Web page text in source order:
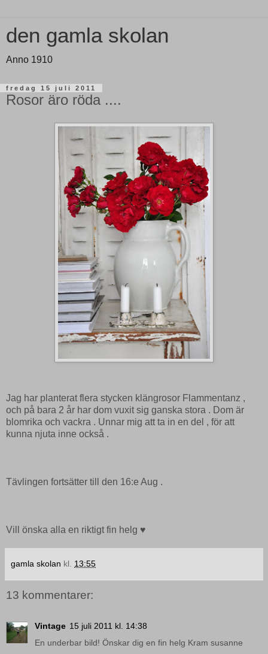
den gamla skolan
Anno 1910
fredag 15 juli 2011
Rosor äro röda ....
Jag har planterat flera stycken klängrosor Flammentanz ,
och på bara 2 år har dom vuxit sig ganska stora . Dom är
blomrika och vackra . Unnar mig att ta in en del , för att
kunna njuta inne också .
Tävlingen fortsätter till den 16:e Aug .
Vill önska alla en riktigt fin helg ♥
gamla skolan kl. 13:55
13 kommentarer:
Vintage 15 juli 2011 kl. 14:38
En underbar bild! Önskar dig en fin helg Kram susanne